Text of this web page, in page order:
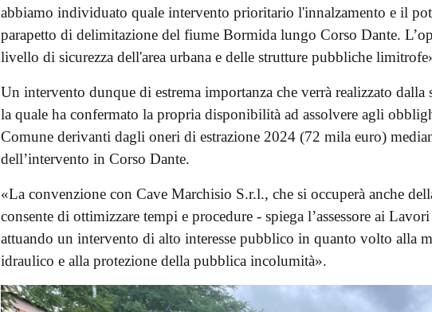
abbiamo individuato quale intervento prioritario l'innalzamento e il
parapetto di delimitazione del fiume Bormida lungo Corso Dante.
livello di sicurezza dell'area urbana e delle strutture pubbliche
Un intervento dunque di estrema importanza che verrà realizzato dalla
la quale ha confermato la propria disponibilità ad assolvere agli
Comune derivanti dagli oneri di estrazione 2024 (72 mila euro)
dell’intervento in Corso Dante.
«La convenzione con Cave Marchisio S.r.l., che si occuperà anche
consente di ottimizzare tempi e procedure - spiega l’assessore ai
attuando un intervento di alto interesse pubblico in quanto volto alla
idraulico e alla protezione della pubblica incolumità».